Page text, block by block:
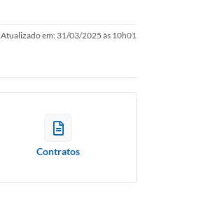
Atualizado em: 31/03/2025 às 10h01
Contratos